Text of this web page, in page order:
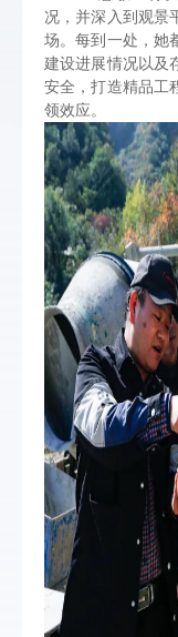
况，并深入到观景
场。每到一处，她
建设进展情况以及
安全，打造精品工
领效应。